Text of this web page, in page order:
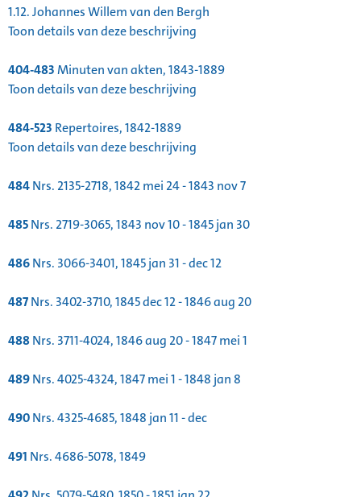
1.12.Johannes Willem van den Bergh
Toon details van deze beschrijving
404-483Minuten van akten, 1843-1889
Toon details van deze beschrijving
484-523 Repertoires, 1842-1889
Toon details van deze beschrijving
484Nrs. 2135-2718, 1842 mei 24 - 1843 nov 7
485Nrs. 2719-3065, 1843 nov 10 - 1845 jan 30
486Nrs. 3066-3401, 1845 jan 31 - dec 12
487Nrs. 3402-3710, 1845 dec 12 - 1846 aug 20
488Nrs. 3711-4024, 1846 aug 20 - 1847 mei 1
489Nrs. 4025-4324, 1847 mei 1 - 1848 jan 8
490Nrs. 4325-4685, 1848 jan 11 - dec
491 Nrs. 4686-5078, 1849